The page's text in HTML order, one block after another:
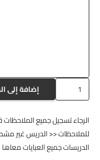
كمية
a336
إضافة إلى
الرجاء تسجيل جميع
للملاحظات << الدريس غير
الدريسات جميع العبايات